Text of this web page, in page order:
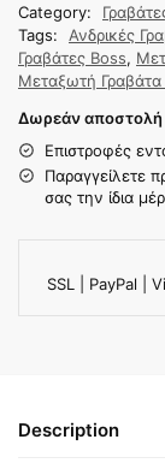
Category:
Tags:
Ανδρικές
Γραβάτες Boss,
Μεταξωτή
Δωρεάν αποστολή
Επιστροφές
Παραγγείλετε
σας την ίδια
SSL | PayPal |
Description